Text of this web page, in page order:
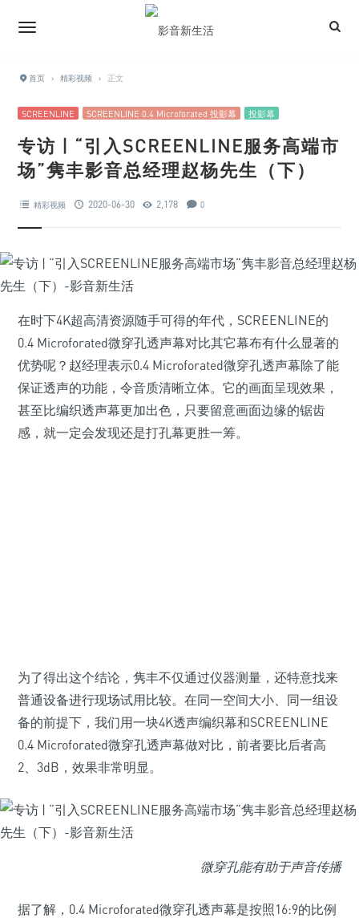
首页 › 精彩视频 › 正文
SCREENLINE SCREENLINE 0.4 Microforated 投影幕 投影幕
专访 | “引入SCREENLINE服务高端市
场”隽丰影音总经理赵杨先生（下）
精彩视频 2020-06-30 2,178 0
在时下4K超高清资源随手可得的年代，SCREENLINE的
0.4 Microforated微穿孔透声幕对比其它幕布有什么显著的
优势呢？赵经理表示0.4 Microforated微穿孔透声幕除了能
保证透声的功能，令音质清晰立体。它的画面呈现效果，
甚至比编织透声幕更加出色，只要留意画面边缘的锯齿
感，就一定会发现还是打孔幕更胜一筹。
为了得出这个结论，隽丰不仅通过仪器测量，还特意找来
普通设备进行现场试用比较。在同一空间大小、同一组设
备的前提下，我们用一块4K透声编织幕和SCREENLINE
0.4 Microforated微穿孔透声幕做对比，前者要比后者高
2、3dB，效果非常明显。
微穿孔能有助于声音传播
据了解，0.4 Microforated微穿孔透声幕是按照16:9的比例